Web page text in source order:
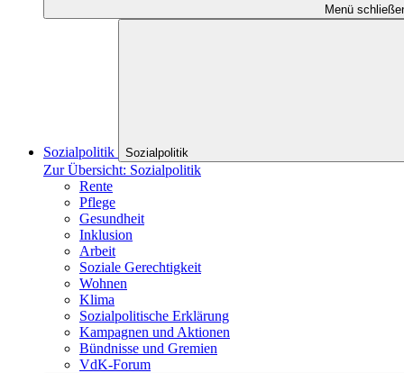
Menü
Sozialpolitik Sozialpolitik
Zur Übersicht: Sozialpolitik
Rente
Pflege
Gesundheit
Inklusion
Arbeit
Soziale Gerechtigkeit
Wohnen
Klima
Sozialpolitische Erklärung
Kampagnen und Aktionen
Bündnisse und Gremien
VdK-Forum